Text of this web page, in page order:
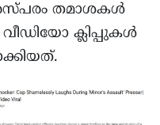
തമാശകൾ
ക്ലിപ്പുകൾ